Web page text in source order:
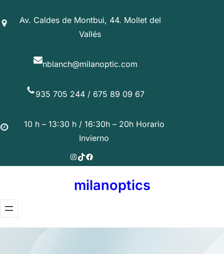
al
Av. Caldes de Montbui, 44. Mollet del
Vallés
nblanch@milanoptic.com
935 705 244 / 675 89 09 67
10 h – 13:30 h / 16:30h – 20h Horario
Invierno
Instagram
TikTok
Facebook
milanoptics